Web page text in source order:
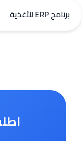
برنامج ERP للأغذية